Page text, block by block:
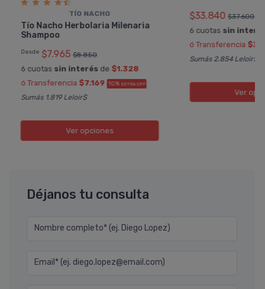
TÍ­O NACHO
Tí­o Nacho Herbolaria Milenaria
Shampoo
Desde $7.965 $8.850
6 cuotas sin interésde $1.328
ó Transferencia $7.169 10% EXTRA OFF
Sumás 1.819 Leloir$
Ver opciones
$33.840 $37.600
6 cuotas sin
ó Transferencia
Sumás 2.854 Leloir$
Ver
Déjanos tu consulta
Nombre completo* (ej. Diego Lopez)
Email* (ej. diego.lopez@email.com)